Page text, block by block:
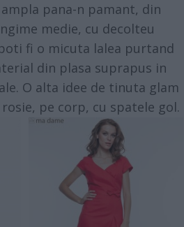
pana-n pamant, din
medie, cu decolteu
fi o micuta lalea purtand
din plasa suprapus in
O alta idee de tinuta glam
pe corp, cu spatele gol.